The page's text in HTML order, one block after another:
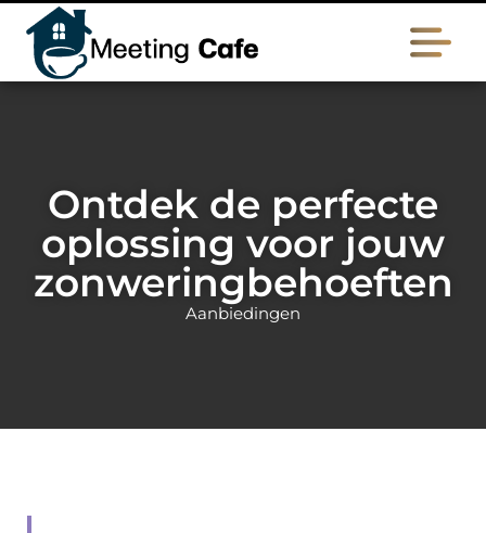
Ontdek de perfecte
oplossing voor jouw
zonweringbehoeften
Aanbiedingen